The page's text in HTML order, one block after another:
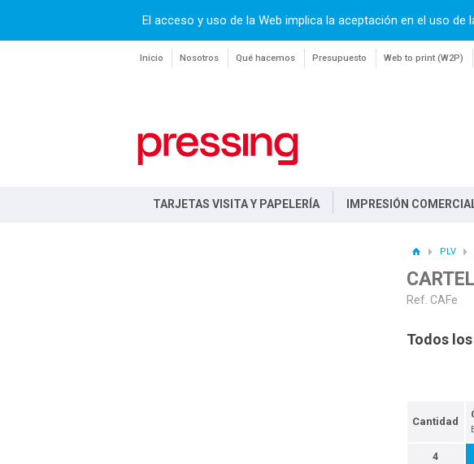
El acceso y uso de la Web implica la aceptación en el uso de
Inicio Nosotros Qué hacemos Presupuesto Web to print (W2P)
TARJETAS VISITA Y PAPELERÍA IMPRESIÓN
PLV
Ref. CAFe
Todos
Cantidad
4